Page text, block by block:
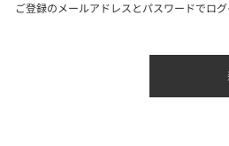
ご登録のメールアドレスとパスワードでロ